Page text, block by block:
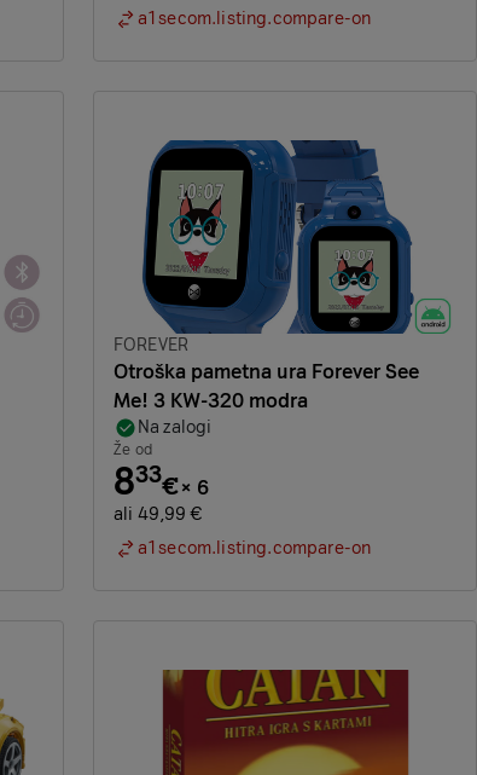
a1secom.listing.compare-on
Znamka:
FOREVER
Otroška pametna ura Forever See
Me! 3 KW-320 modra
Na zalogi
Že od
833€× 6
ali 49,99 €
a1secom.listing.compare-on